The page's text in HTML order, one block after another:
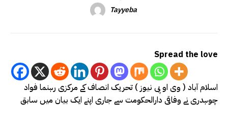
Tayyeba
Spread the love
اسلام آباد ( وی او پی نیوز ) تحریک انصاف کے مرکزی رہنما فواد
چوہدری نے وفاقی دارالحکومت سے جاری اپنے ایک بیان میں سابق